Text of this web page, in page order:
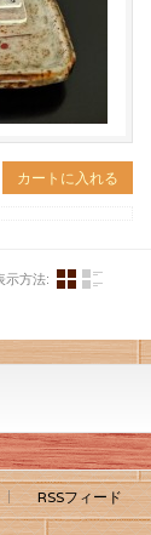
カートに入れる
示方法:
RSSフィード